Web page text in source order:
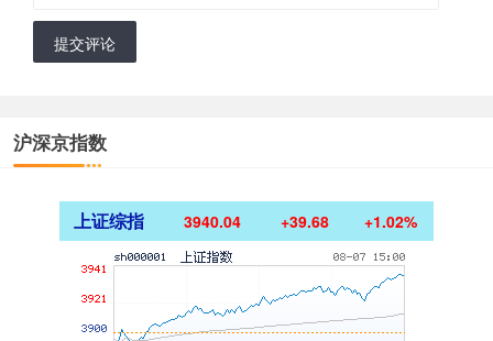
提交评论
沪深京指数
上证综指 3940.04 +39.68 +1.02%